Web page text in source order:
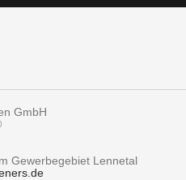
GmbH
Gewerbegebiet Lennetal